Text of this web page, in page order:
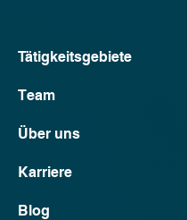
Tätigkeitsgebiete
Team
Über uns
Karriere
Blog